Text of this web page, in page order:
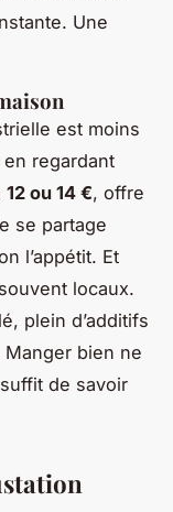
Une
est moins
regardant
12 ou 14 €, offre
se partage
l’appétit. Et
locaux.
plein d’additifs
bien ne
de savoir